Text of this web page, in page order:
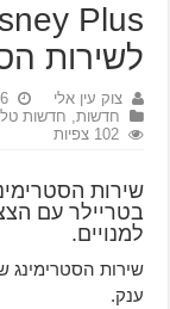
לשירות
צוק עין אלי
26
חדשות, חדשות
102 צפיות
בטריילר עם
למנויים.
ענק.